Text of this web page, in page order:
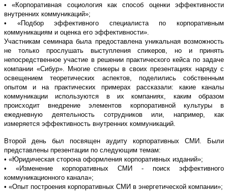
• «Корпоративная социология как способ оценки эффективности
внутренних коммуникаций»;
• «Подбор эффективного специалиста по корпоративным
коммуникациям и оценка его эффективности».
Участникам семинара была предоставлена уникальная возможность
не только прослушать выступления спикеров, но и принять
непосредственное участие в решении практического кейса по задаче
компании «Сибур». Многие спикеры в своих презентациях наряду с
освещением теоретических аспектов, поделились собственным
опытом и на практических примерах рассказали: какие каналы
коммуникации используются в их компаниях, каким образом
происходит внедрение элементов корпоративной культуры в
ежедневную деятельность сотрудников или, например, как
измеряется эффективность внутренних коммуникаций.
Второй день был посвящен аудиту корпоративных СМИ. Были
представлены презентации по следующим темам:
• «Юридическая сторона оформления корпоративных изданий»;
• «Изменение корпоративных СМИ - поиск эффективного
коммуникационного канала»;
• «Опыт построения корпоративных СМИ в энергетической компании»;